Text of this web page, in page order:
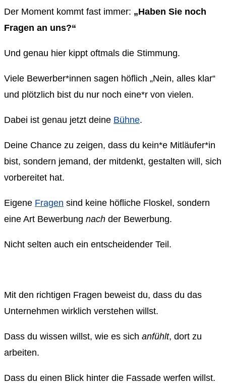
Der Moment kommt fast immer: „Haben Sie noch
Fragen an uns?“
Und genau hier kippt oftmals die Stimmung.
Viele Bewerber*innen sagen höflich „Nein, alles klar“
und plötzlich bist du nur noch eine*r von vielen.
Dabei ist genau jetzt deine Bühne.
Deine Chance zu zeigen, dass du kein*e Mitläufer*in
bist, sondern jemand, der mitdenkt, gestalten will, sich
vorbereitet hat.
Eigene Fragen sind keine höfliche Floskel, sondern
eine Art Bewerbung nach der Bewerbung.
Nicht selten auch ein entscheidender Teil.
Mit den richtigen Fragen beweist du, dass du das
Unternehmen wirklich verstehen willst.
Dass du wissen willst, wie es sich anfühlt, dort zu
arbeiten.
Dass du einen Blick hinter die Fassade werfen willst.